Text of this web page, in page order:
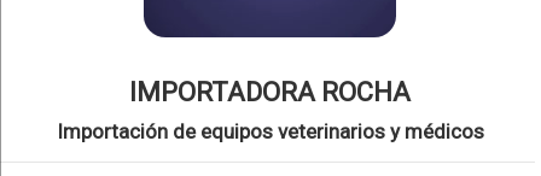
IMPORTADORA ROCHA
Importación de equipos veterinarios y médicos